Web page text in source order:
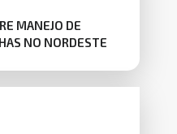
MANEJO DE
NO NORDESTE